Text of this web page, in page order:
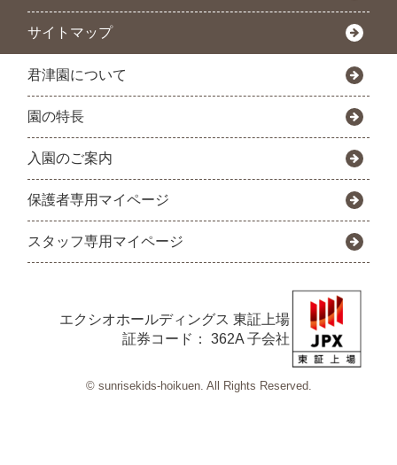
サイトマップ
君津園について
園の特長
入園のご案内
保護者専用マイページ
スタッフ専用マイページ
エクシオホールディングス 東証上場
証券コード： 362A 子会社
© sunrisekids-hoikuen. All Rights Reserved.